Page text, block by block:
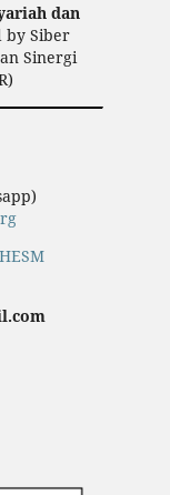
dan
by Siber
Sinergi